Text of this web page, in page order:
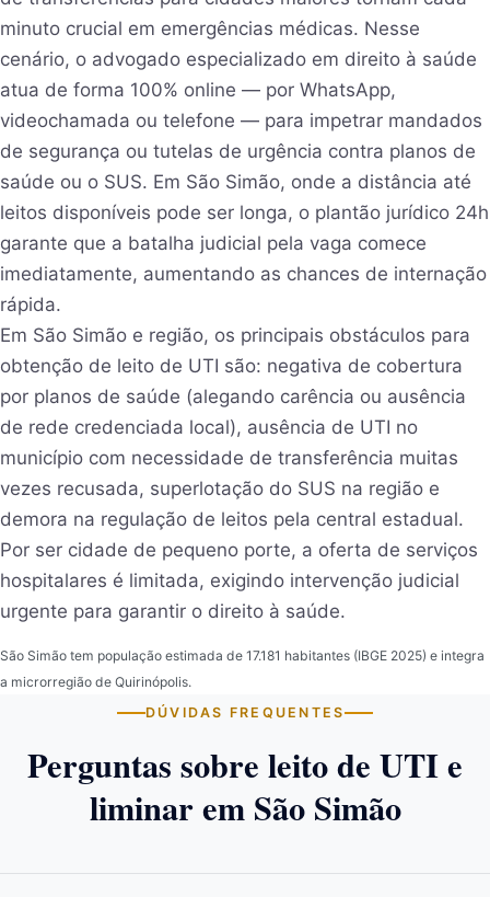
minuto crucial em emergências médicas. Nesse
cenário, o advogado especializado em direito à saúde
atua de forma 100% online — por WhatsApp,
videochamada ou telefone — para impetrar mandados
de segurança ou tutelas de urgência contra planos de
saúde ou o SUS. Em São Simão, onde a distância até
leitos disponíveis pode ser longa, o plantão jurídico 24h
garante que a batalha judicial pela vaga comece
imediatamente, aumentando as chances de internação
rápida.
Em São Simão e região, os principais obstáculos para
obtenção de leito de UTI são: negativa de cobertura
por planos de saúde (alegando carência ou ausência
de rede credenciada local), ausência de UTI no
município com necessidade de transferência muitas
vezes recusada, superlotação do SUS na região e
demora na regulação de leitos pela central estadual.
Por ser cidade de pequeno porte, a oferta de serviços
hospitalares é limitada, exigindo intervenção judicial
urgente para garantir o direito à saúde.
São Simão tem população estimada de 17.181 habitantes (IBGE 2025) e integra
a microrregião de Quirinópolis.
DÚVIDAS FREQUENTES
Perguntas sobre leito de UTI e
liminar em São Simão